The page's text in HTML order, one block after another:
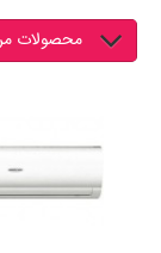
محصولات